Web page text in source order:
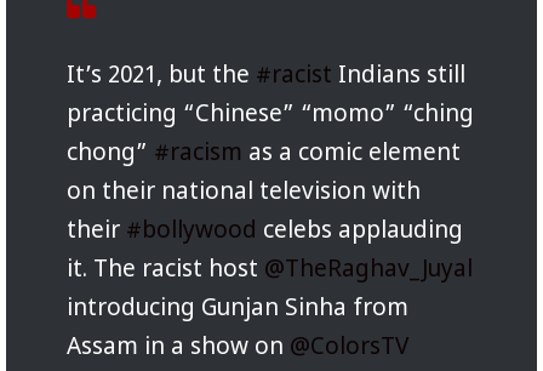
It’s 2021, but the #racist Indians still
practicing “Chinese” “momo” “ching
chong” #racism as a comic element
on their national television with
their #bollywood celebs applauding
it. The racist host @TheRaghav_Juyal
introducing Gunjan Sinha from
Assam in a show on @ColorsTV